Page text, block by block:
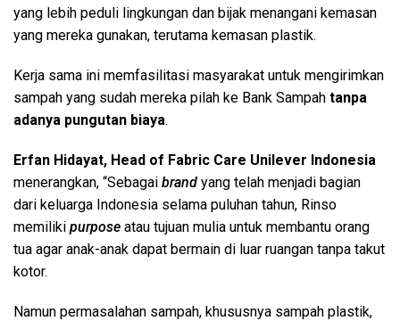
yang lebih peduli lingkungan dan bijak menangani kemasan
yang mereka gunakan, terutama kemasan plastik.
Kerja sama ini memfasilitasi masyarakat untuk mengirimkan
sampah yang sudah mereka pilah ke Bank Sampah tanpa
adanya pungutan biaya.
Erfan Hidayat, Head of Fabric Care Unilever Indonesia
menerangkan, “Sebagai brand yang telah menjadi bagian
dari keluarga Indonesia selama puluhan tahun, Rinso
memiliki purpose atau tujuan mulia untuk membantu orang
tua agar anak-anak dapat bermain di luar ruangan tanpa takut
kotor.
Namun permasalahan sampah, khususnya sampah plastik,